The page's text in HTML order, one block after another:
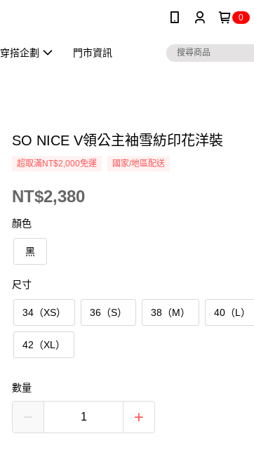
0
穿搭企劃 門市資訊
SO NICE V領公主袖雪紡印花洋裝
超取滿NT$2,000免運 國家/地區配送
NT$2,380
顏色
黑
尺寸
34（XS） 36（S） 38（M） 40（L）
42（XL）
數量